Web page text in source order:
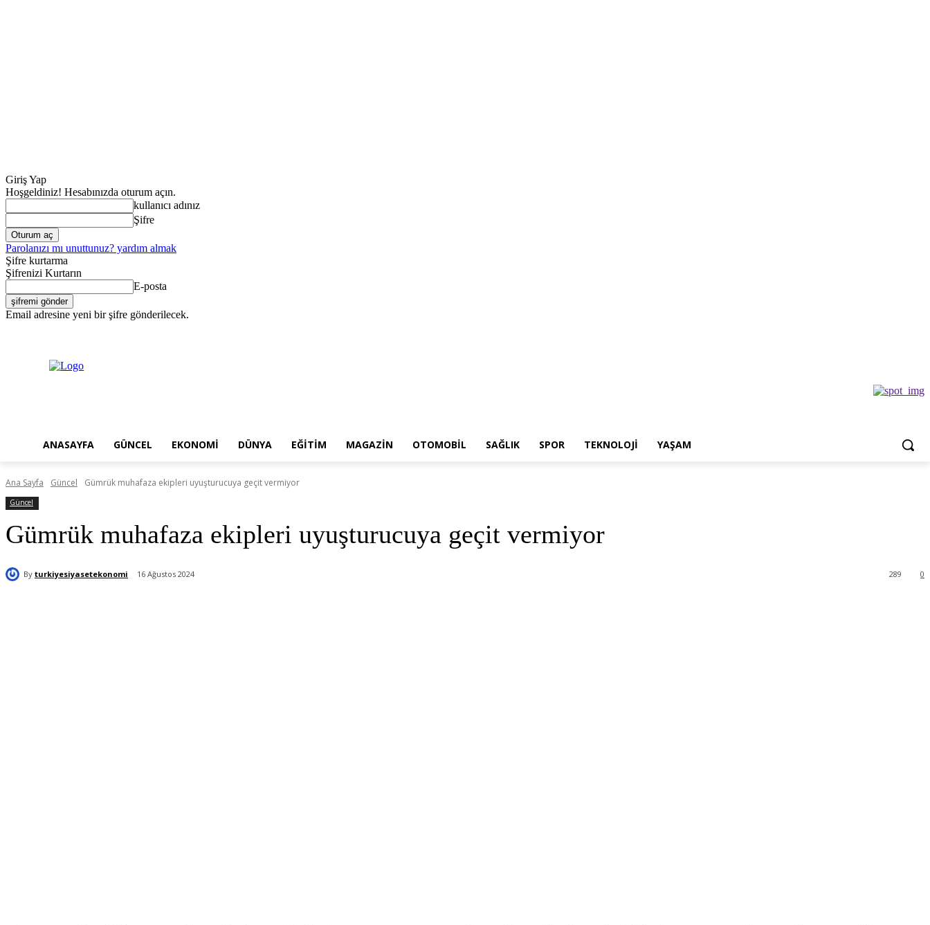
Giriş Yap
Hoşgeldiniz! Hesabınızda oturum açın.
kullanıcı adınız
Şifre
Parolanızı mı unuttunuz? yardım almak
Şifre kurtarma
Şifrenizi Kurtarın
E-posta
Email adresine yeni bir şifre gönderilecek.
ANASAYFA GÜNCEL EKONOMI DÜNYA EĞITIM MAGAZIN OTOMOBIL SAĞLIK SPOR TEKNOLOJI YAŞAM
Ana Sayfa Güncel Gümrük muhafaza ekipleri uyuşturucuya geçit vermiyor
Güncel
Gümrük muhafaza ekipleri uyuşturucuya geçit vermiyor
By turkiyesiyasetekonomi 16 Ağustos 2024 0
289